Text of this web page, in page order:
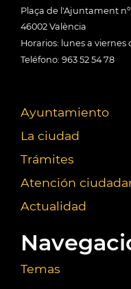
Plaça de l'Ajuntament nº
46002 València
Horarios: lunes a viernes
Teléfono: 963 52 54 78
Ayuntamiento
La ciudad
Trámites
Atención
Actualidad
Temas